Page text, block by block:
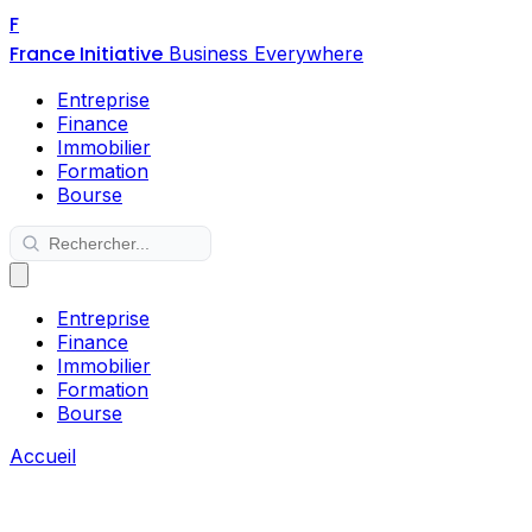
F
France Initiative Business Everywhere
Entreprise
Finance
Immobilier
Formation
Bourse
Entreprise
Finance
Immobilier
Formation
Bourse
Accueil